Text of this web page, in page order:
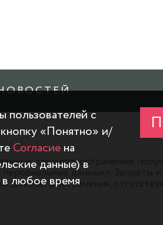
для распространения,
данных». Запреты и
распространения,
пользователей с
«Понятно» и/
Согласиена
данные) в
любое время